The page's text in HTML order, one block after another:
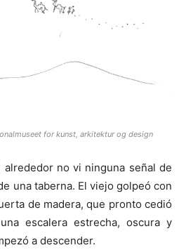
for kunst, arkitektur og design
no vi ninguna señal de
una taberna. El viejo golpeó con
de madera, que pronto cedió
escalera estrecha, oscura y
a descender.